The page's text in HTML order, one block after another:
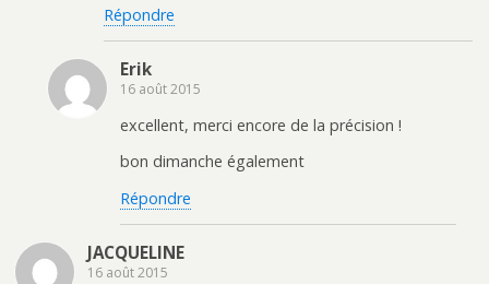
Répondre
Erik
16 août 2015
excellent, merci encore de la précision !
bon dimanche également
Répondre
JACQUELINE
16 août 2015